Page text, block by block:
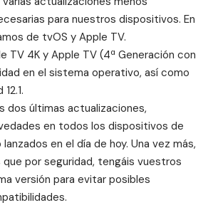
para nuestros dispositivos. En
de tvOS y Apple TV.
TV 4K y Apple TV (4ª Generación con
en el sistema operativo, así como
dos últimas actualizaciones,
en todos los dispositivos de
en el día de hoy. Una vez más,
por seguridad, tengáis vuestros
versión para evitar posibles